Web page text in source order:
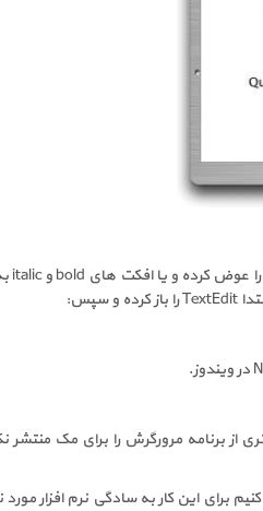
را عوض کرده و یا افکت های boldوitalic
TextEditرا باز کرده و سپس:
در ویندوز.
این کار به سادگی نرم افزار مورد